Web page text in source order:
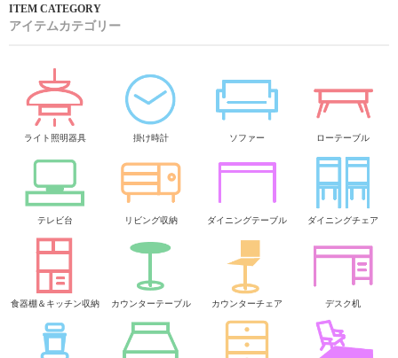
アイテムカテゴリー
ライト照明器具 掛け時計 ソファー ローテーブル
テレビ台 リビング収納 ダイニングテーブル ダイニングチェア
食器棚＆キッチン収納 カウンターテーブル カウンターチェア デスク机